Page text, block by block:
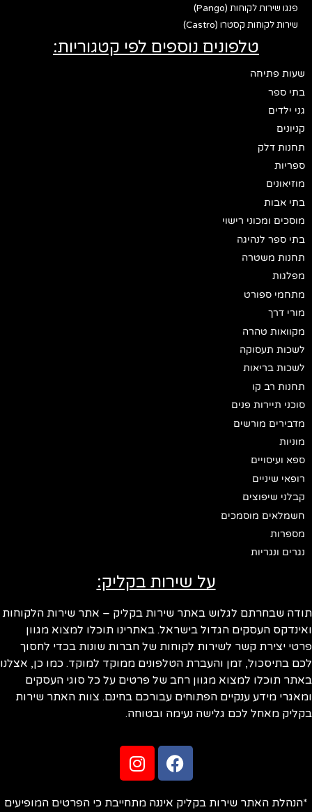
פנגו שירות לקוחות (Pango)
שירות לקוחות קסטרו (Castro)
טלפונים נוספים לפי קטגוריות:
שעות פתיחה
בתי ספר
גני ילדים
קניונים
תחנות דלק
ספריות
מוזיאונים
בתי אבות
מוסכים ומכוני רישוי
בתי ספר לנהיגה
תחנות משטרה
מפלגות
מתחמי ספורט
מורי דרך
מקוואות טהרה
לשכות תעסוקה
לשכות בריאות
תחנות רב קו
סוכני תיירות פנים
מדבירים מורשים
מוניות
ספא ועיסויים
רופאי שיניים
קבלני שיפוצים
חשמלאים מוסמכים
מספרות
נגרים ונגריות
על שירות בקליק:
שבחרתם לגלוש באתר שירות בקליק – אתר שירות הלקוחות
העסקים הגדול בישראל. באתרינו תוכלו למצוא מגוון
יצירת קשר לשירות לקוחות של חברות שונות בכדי לחסוך
בתיסכול, זמן והעברת הטלפונים ממוקד למוקד. כמו כן, אצלנו
תוכלו למצוא מגוון רחב של פרטים על כל סוגי העסקים
מידע ענקיים הפתוחים עבורכם בחינם. צוות האתר שירות
מאחל לכם גלישה נעימה ובטוחה.
האתר שירות בקליק איננה מתחייבת כי הפרטים המופיעים